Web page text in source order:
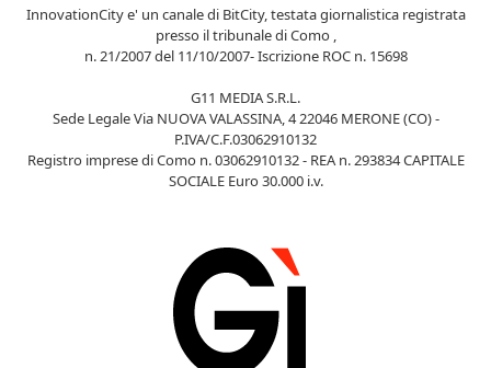
InnovationCity e' un canale di BitCity, testata giornalistica registrata
presso il tribunale di Como ,
n. 21/2007 del 11/10/2007- Iscrizione ROC n. 15698
G11 MEDIA S.R.L.
Sede Legale Via NUOVA VALASSINA, 4 22046 MERONE (CO) -
P.IVA/C.F.03062910132
Registro imprese di Como n. 03062910132 - REA n. 293834 CAPITALE
SOCIALE Euro 30.000 i.v.